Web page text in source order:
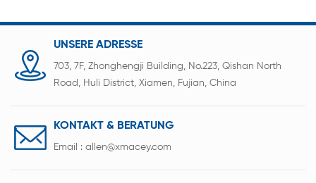
UNSERE ADRESSE
703, 7F, Zhonghengji Building, No.223, Qishan North
Road, Huli District, Xiamen, Fujian, China
KONTAKT & BERATUNG
Email : allen@xmacey.com